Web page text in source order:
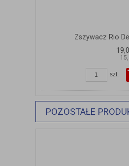
Zszywacz Rio
szt.
POZOSTAŁE